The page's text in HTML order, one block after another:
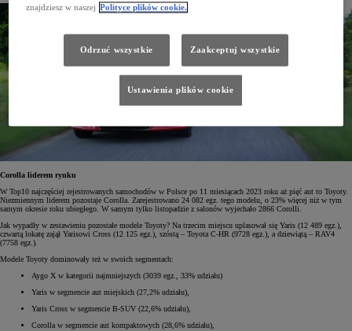
Corolla liderem rynku
W Top10 najczęściej rejestrowanych samochodów w Polsce po 11 miesiącach 2023 roku aż pięć aut to Toyoty.
Niezmiennym liderem pozostaje Corolla. Zarejestrowano 24 082 egz. tego modelu, o 23% więcej niż w tym
samym okresie roku ubiegłego. W samym tylko listopadzie z salonów wyjechało 2866 Corolli.
Jak wypadły w zestawieniu pozostałe modele Toyoty? Na trzecim miejscu uplasował się Yaris (12 489 egz.),
czwartą lokatę zajął Yarisowi Cross (12 125 egz.), szóstą – Toyota C-HR (9728 egz.), a dziewiątą – RAV4
(7758 egz.).
Modele Toyoty dominowały też w swoich segmentach:
Aygo X w kategorii najmniejszych (3039 egz., 33% udziału)
Yaris w segmencie aut miejskich (27,2% udziału),
Yaris Cross w segmencie B-SUV (22,6% udziału),
Corolla w segmencie aut kompaktowych (28,6% udziału),
znajdziesz w naszej Polityce plików cookie.
Odrzuć wszystkie Zaakceptuj wszystkie
Ustawienia plików cookie